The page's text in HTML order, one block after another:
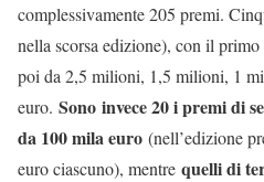
complessivamente 205 premi.
nella scorsa edizione), con il
poi da 2,5 milioni, 1,5 milioni, 1
euro. Sono invece 20 i premi di
da 100 mila euro (nell’edizione
euro ciascuno), mentre quelli di